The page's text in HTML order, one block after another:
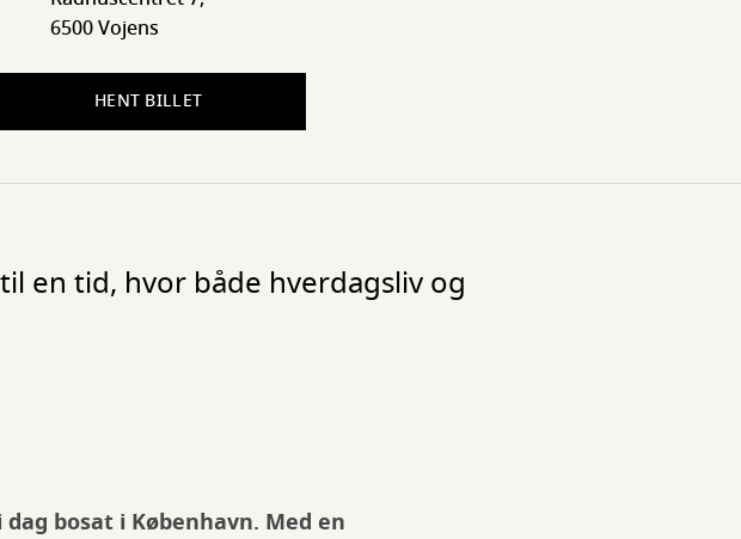
6500 Vojens
HENT BILLET
en tid, hvor både hverdagsliv og
bosat i København. Med en